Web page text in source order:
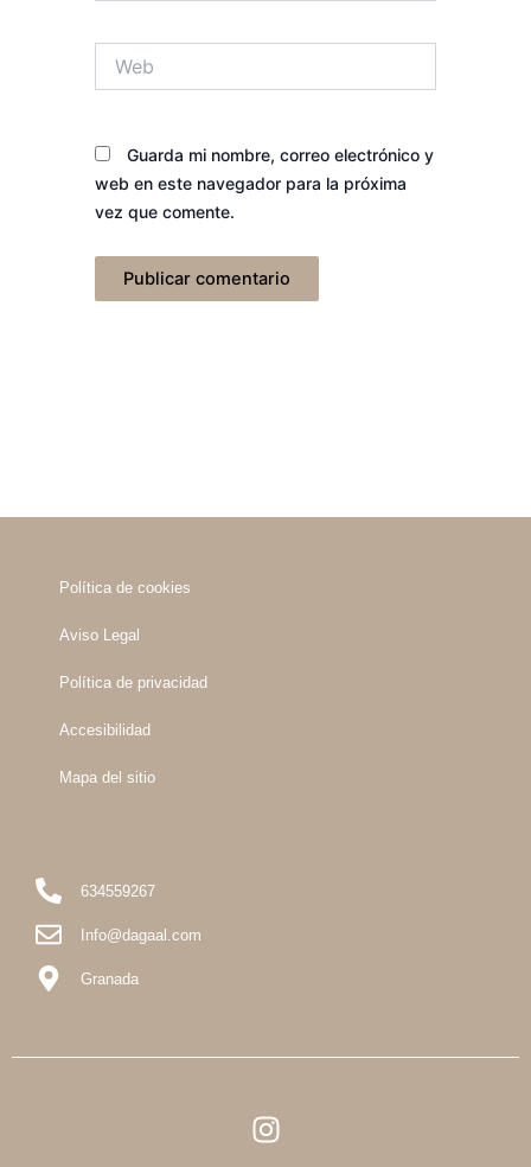
Guarda mi nombre, correo electrónico y
web en este navegador para la próxima
vez que comente.
Política de cookies
Aviso Legal
Política de privacidad
Accesibilidad
Mapa del sitio
634559267
Info@dagaal.com
Granada
I
n